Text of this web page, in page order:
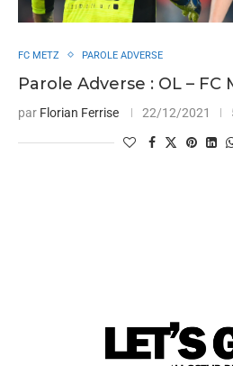
FC METZ PAROLE ADVERSE
Parole Adverse : OL – FC
par Florian Ferrise 22/12/2021